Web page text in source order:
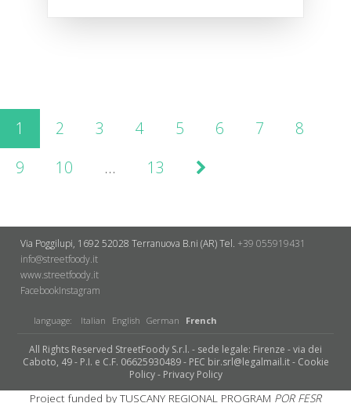
1 2 3 4 5 6 7
8
9
10 … 13
Via Poggilupi, 1692 52028 Terranuova B.ni (AR)Tel. +39 055919431
info@streetfoody.it
www.streetfoody.it
Facebook​Instagram
language: Italian English German French
All Rights Reserved StreetFoody S.r.l. - sede legale: Firenze - via dei
Caboto, 49 - P.I. e C.F. 06625930489 - PEC bir.srl@legalmail.it - Cookie
Policy- Privacy Policy
Project funded by TUSCANY REGIONAL PROGRAM POR FESR